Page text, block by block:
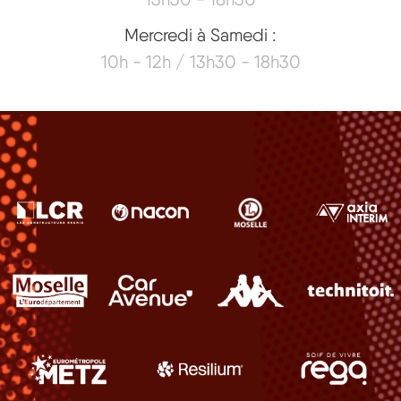
Mercredi à Samedi :
10h - 12h / 13h30 - 18h30